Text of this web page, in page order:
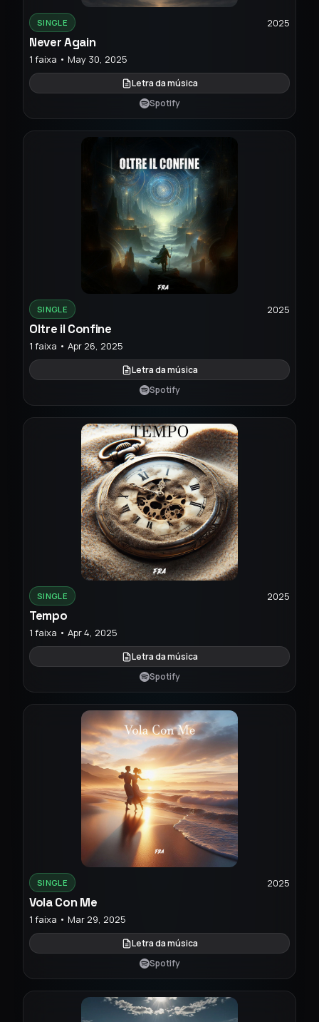
SINGLE 2025
Never Again
1 faixa • May 30, 2025
Letra da música
Spotify
SINGLE 2025
Oltre il Confine
1 faixa • Apr 26, 2025
Letra da música
Spotify
SINGLE 2025
Tempo
1 faixa • Apr 4, 2025
Letra da música
Spotify
SINGLE 2025
Vola Con Me
1 faixa • Mar 29, 2025
Letra da música
Spotify